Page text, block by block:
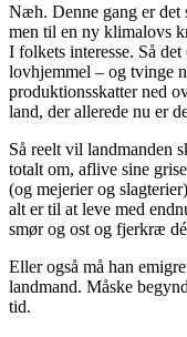
Næh. Denne gang er det
men til en ny klimalovs
I folkets interesse. Så
lovhjemmel – og tvinge
produktionsskatter ned
land, der allerede nu er
Så reelt vil landmanden
totalt om, aflive sine
(og mejerier og
alt er til at leve med
smør og ost og fjerkræ
Eller også må han
landmand. Måske
tid.